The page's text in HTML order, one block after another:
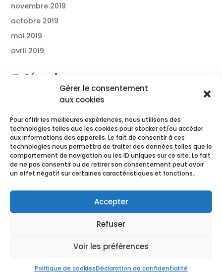
Gérer le consentement
aux cookies
Pour offrir les meilleures expériences, nous utilisons des
technologies telles que les cookies pour stocker et/ou accéder
aux informations des appareils. Le fait de consentir à ces
technologies nous permettra de traiter des données telles que le
comportement de navigation ou les ID uniques sur ce site. Le fait
de ne pas consentir ou de retirer son consentement peut avoir
un effet négatif sur certaines caractéristiques et fonctions.
Accepter
Refuser
Voir les préférences
Politique de cookiesDéclaration de confidentialité
novembre 2019
octobre 2019
mai 2019
avril 2019
Catégories
Méta
Connexion
Flux des publications
Your Colors |Mentions légales|
Copyright Your Colors 2022 - Design byExpect More